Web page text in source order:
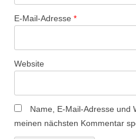
E-Mail-Adresse *
Website
Name, E-Mail-Adresse und
meinen nächsten Kommentar